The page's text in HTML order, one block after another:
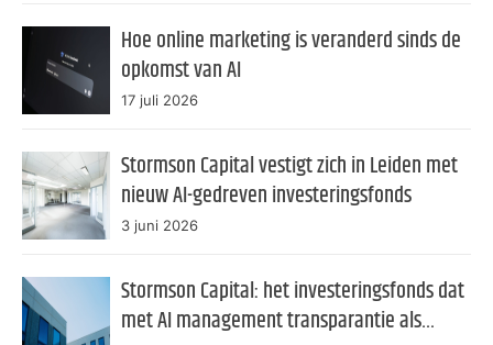
Hoe online marketing is veranderd sinds de
opkomst van AI
17 juli 2026
Stormson Capital vestigt zich in Leiden met
nieuw AI-gedreven investeringsfonds
3 juni 2026
Stormson Capital: het investeringsfonds dat
met AI management transparantie als